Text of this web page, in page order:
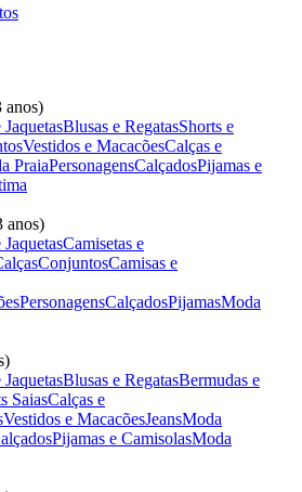
anos)
JaquetasBlusas e RegatasShorts e
Vestidos e MacacõesCalças e
PraiaPersonagensCalçadosPijamas e
anos)
JaquetasCamisetas e
ConjuntosCamisas e
PersonagensCalçadosPijamasModa
JaquetasBlusas e RegatasBermudas e
SaiasCalças e
Vestidos e MacacõesJeansModa
Pijamas e CamisolasModa